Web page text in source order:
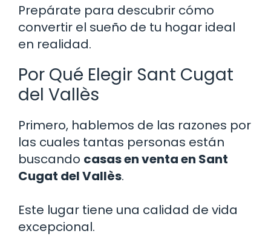
Prepárate para descubrir cómo
convertir el sueño de tu hogar ideal
en realidad.
Por Qué Elegir Sant Cugat
del Vallès
Primero, hablemos de las razones por
las cuales tantas personas están
buscando casas en venta en Sant
Cugat del Vallès.
Este lugar tiene una calidad de vida
excepcional.